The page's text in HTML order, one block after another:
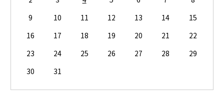
9
10 11 12 13 14
15
16
17 18 19 20 21
22
23
24 25 26 27 28
29
30
31